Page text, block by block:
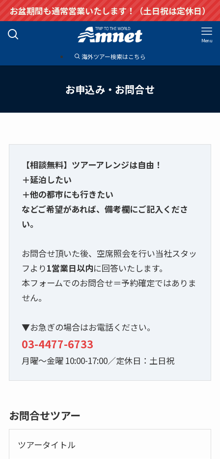
お盆期間も通常営業いたします！（土日祝は定休日）
Menu
海外ツアー検索はこちら
お申込み・お問合せ
【相談無料】ツアーアレンジは自由！
＋延泊したい
＋他の都市にも行きたい
などご希望があれば、備考欄にご記入くださ
い。
お問合せ頂いた後、空席照会を行い当社スタッ
フより1営業日以内に回答いたします。
本フォームでのお問合せ＝予約確定ではありま
せん。
▼お急ぎの場合はお電話ください。
03-4477-6733
月曜～金曜 10:00-17:00／定休日：土日祝
お問合せツアー
ツアータイトル